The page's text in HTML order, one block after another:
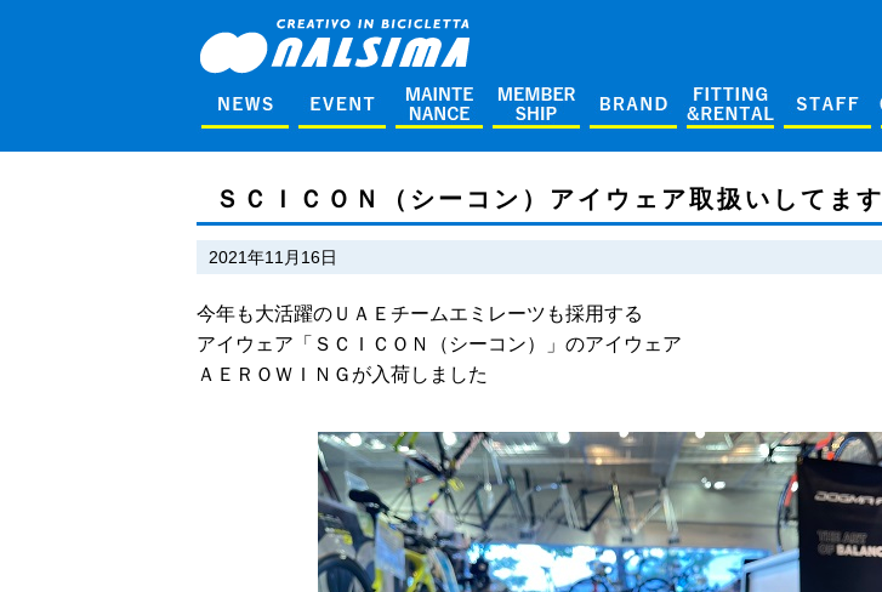
ＳＣＩＣＯＮ（シーコン）アイウェア取扱いしてます
2021年11月16日
今年も大活躍のＵＡＥチームエミレーツも採用する
アイウェア「ＳＣＩＣＯＮ（シーコン）」のアイウェア
ＡＥＲＯＷＩＮＧが入荷しました